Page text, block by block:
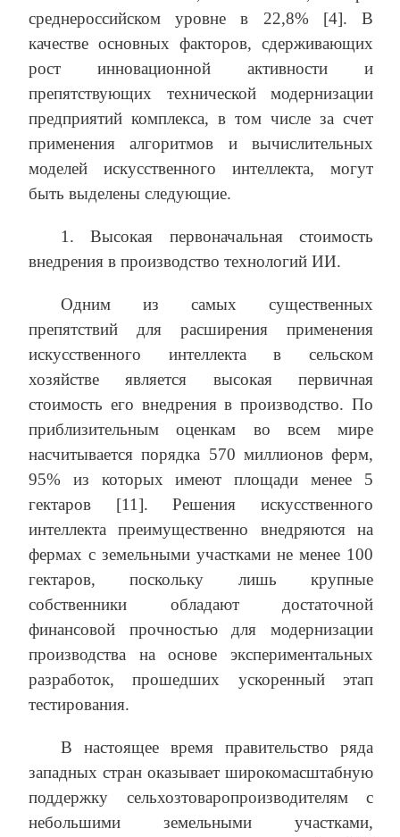
среднероссийском уровне в 22,8% [4]. В
качестве основных факторов, сдерживающих
рост инновационной активности и
препятствующих технической модернизации
предприятий комплекса, в том числе за счет
применения алгоритмов и вычислительных
моделей искусственного интеллекта, могут
быть выделены следующие.
1. Высокая первоначальная стоимость
внедрения в производство технологий ИИ.
Одним из самых существенных
препятствий для расширения применения
искусственного интеллекта в сельском
хозяйстве является высокая первичная
стоимость его внедрения в производство. По
приблизительным оценкам во всем мире
насчитывается порядка 570 миллионов ферм,
95% из которых имеют площади менее 5
гектаров [11]. Решения искусственного
интеллекта преимущественно внедряются на
фермах с земельными участками не менее 100
гектаров, поскольку лишь крупные
собственники обладают достаточной
финансовой прочностью для модернизации
производства на основе экспериментальных
разработок, прошедших ускоренный этап
тестирования.
В настоящее время правительство ряда
западных стран оказывает широкомасштабную
поддержку сельхозтоваропроизводителям с
небольшими земельными участками,